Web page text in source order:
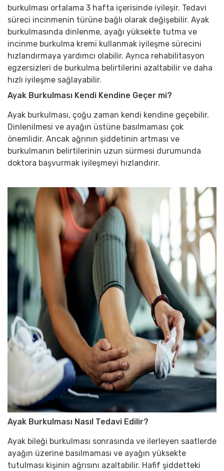
burkulması ortalama 3 hafta içerisinde iyileşir. Tedavi
süreci incinmenin türüne bağlı olarak değişebilir. Ayak
burkulmasında dinlenme, ayağı yüksekte tutma ve
incinme burkulma kremi kullanmak iyileşme sürecini
hızlandırmaya yardımcı olabilir. Ayrıca rehabilitasyon
egzersizleri de burkulma belirtilerini azaltabilir ve daha
hızlı iyileşme sağlayabilir.
Ayak Burkulması Kendi Kendine Geçer mi?
Ayak burkulması, çoğu zaman kendi kendine geçebilir.
Dinlenilmesi ve ayağın üstüne basılmaması çok
önemlidir. Ancak ağrının şiddetinin artması ve
burkulmanın belirtilerinin uzun sürmesi durumunda
doktora başvurmak iyileşmeyi hızlandırır.
Ayak Burkulması Nasıl Tedavi Edilir?
Ayak bileği burkulması sonrasında ve ilerleyen saatlerde
ayağın üzerine basılmaması ve ayağın yüksekte
tutulması kişinin ağrısını azaltabilir. Hafif şiddetteki